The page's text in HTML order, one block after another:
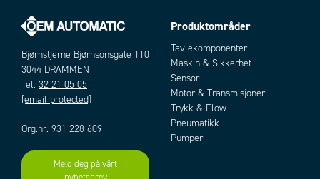
Bjørnstjerne Bjørnsonsgate 110
3044 DRAMMEN
Tel: 32 21 05 05
[email protected]
Org.nr. 931 228 609
Meld deg på vårt
Produktområder
Tavlekomponenter
Maskin & Sikkerhet
Sensor
Motor & Transmisjoner
Trykk & Flow
Pneumatikk
Pumper